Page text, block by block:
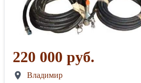
220 000 руб.
Владимир